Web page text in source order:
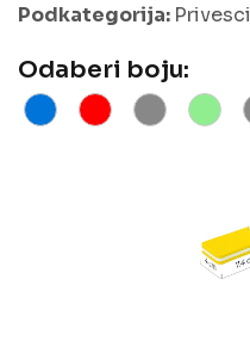
Podkategorija: Privesci
Odaberi boju: